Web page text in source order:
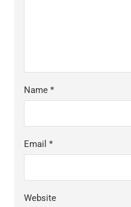
Name *
Email *
Website